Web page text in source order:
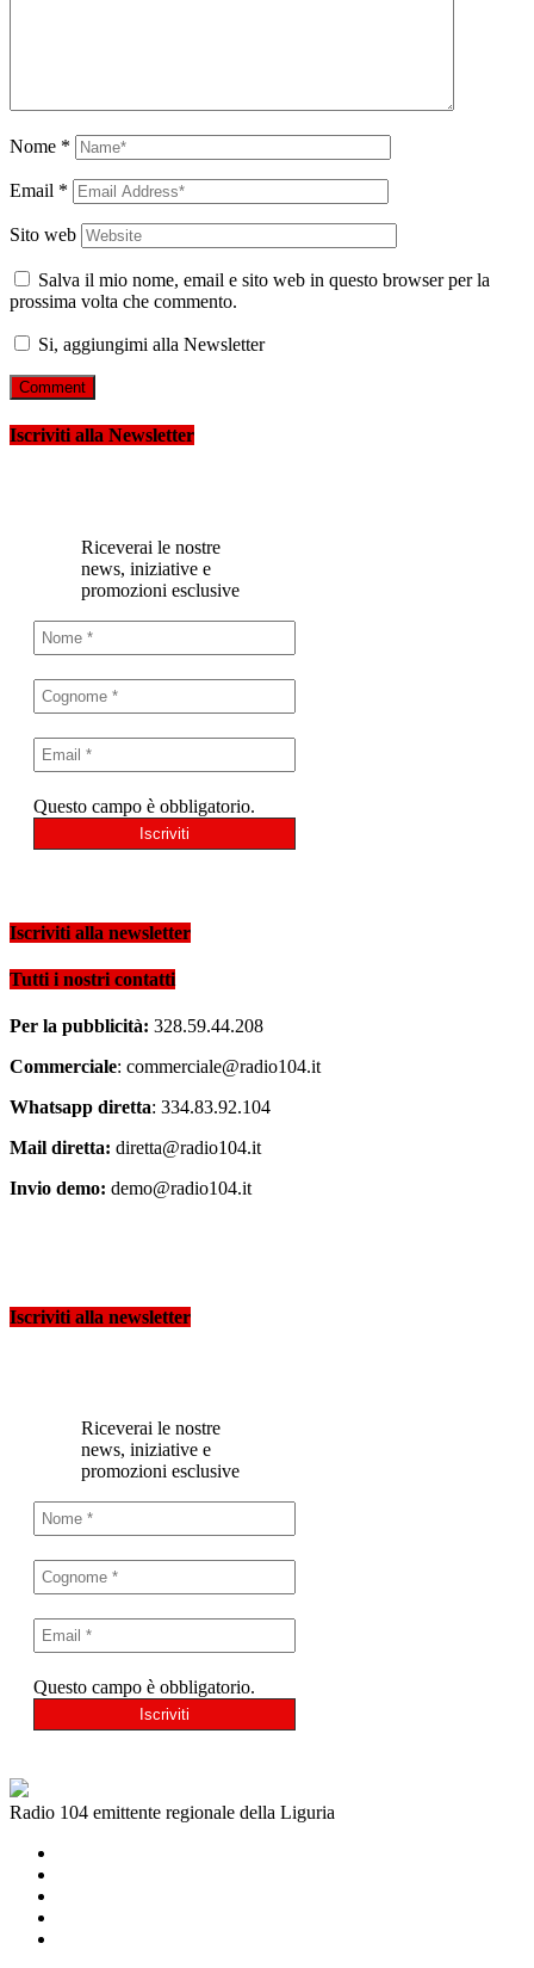
Nome *
Email *
Sito web
Salva il mio nome, email e sito web in questo browser per la
prossima volta che commento.
Si, aggiungimi alla Newsletter
Iscriviti alla Newsletter
Riceverai le nostre
news, iniziative e
promozioni esclusive
Questo campo è obbligatorio.
Iscriviti alla newsletter
Tutti i nostri contatti
Per la pubblicità: 328.59.44.208
Commerciale: commerciale@radio104.it
Whatsapp diretta: 334.83.92.104
Mail diretta: diretta@radio104.it
Invio demo: demo@radio104.it
Iscriviti alla newsletter
Riceverai le nostre
news, iniziative e
promozioni esclusive
Questo campo è obbligatorio.
Radio 104 emittente regionale della Liguria